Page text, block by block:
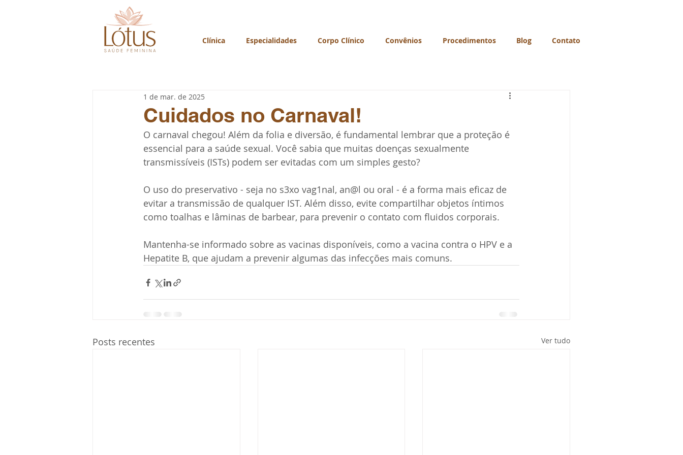
Clínica Especialidades Corpo Clínico Convênios Procedimentos Blog Contato
Cuidados no Carnaval!
1 de mar. de 2025
O carnaval chegou! Além da folia e diversão, é fundamental lembrar que a proteção é
essencial para a saúde sexual. Você sabia que muitas doenças sexualmente
transmissíveis (ISTs) podem ser evitadas com um simples gesto?
O uso do preservativo - seja no s3xo vag1nal, an@l ou oral - é a forma mais eficaz de
evitar a transmissão de qualquer IST. Além disso, evite compartilhar objetos íntimos
como toalhas e lâminas de barbear, para prevenir o contato com fluidos corporais.
Mantenha-se informado sobre as vacinas disponíveis, como a vacina contra o HPV e a
Hepatite B, que ajudam a prevenir algumas das infecções mais comuns.
Posts recentes Ver tudo